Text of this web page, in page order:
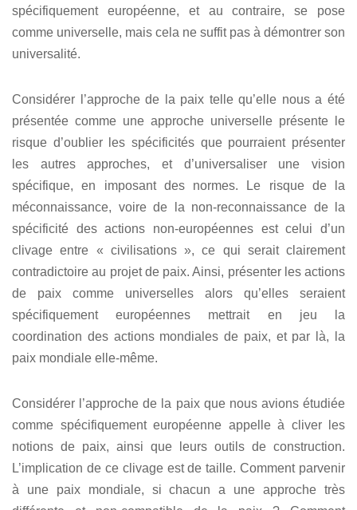
spécifiquement européenne, et au contraire, se pose
comme universelle, mais cela ne suffit pas à démontrer son
universalité.
Considérer l’approche de la paix telle qu’elle nous a été
présentée comme une approche universelle présente le
risque d’oublier les spécificités que pourraient présenter
les autres approches, et d’universaliser une vision
spécifique, en imposant des normes. Le risque de la
méconnaissance, voire de la non-reconnaissance de la
spécificité des actions non-européennes est celui d’un
clivage entre « civilisations », ce qui serait clairement
contradictoire au projet de paix. Ainsi, présenter les actions
de paix comme universelles alors qu’elles seraient
spécifiquement européennes mettrait en jeu la
coordination des actions mondiales de paix, et par là, la
paix mondiale elle-même.
Considérer l’approche de la paix que nous avions étudiée
comme spécifiquement européenne appelle à cliver les
notions de paix, ainsi que leurs outils de construction.
L’implication de ce clivage est de taille. Comment parvenir
à une paix mondiale, si chacun a une approche très